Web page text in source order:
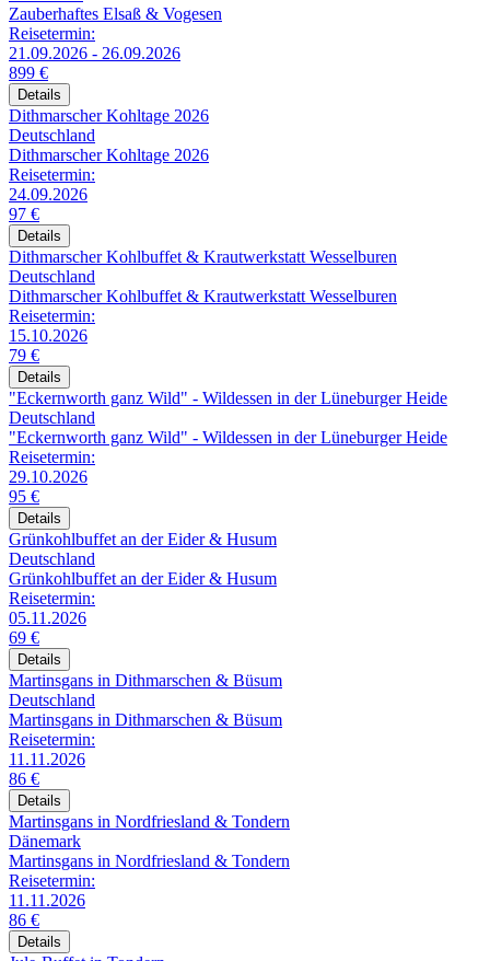
Zauberhaftes Elsaß & Vogesen
Reisetermin:
21.09.2026 - 26.09.2026
899 €
Details
Dithmarscher Kohltage 2026
Deutschland
Dithmarscher Kohltage 2026
Reisetermin:
24.09.2026
97 €
Details
Dithmarscher Kohlbuffet & Krautwerkstatt Wesselburen
Deutschland
Dithmarscher Kohlbuffet & Krautwerkstatt Wesselburen
Reisetermin:
15.10.2026
79 €
Details
"Eckernworth ganz Wild" - Wildessen in der Lüneburger Heide
Deutschland
"Eckernworth ganz Wild" - Wildessen in der Lüneburger Heide
Reisetermin:
29.10.2026
95 €
Details
Grünkohlbuffet an der Eider & Husum
Deutschland
Grünkohlbuffet an der Eider & Husum
Reisetermin:
05.11.2026
69 €
Details
Martinsgans in Dithmarschen & Büsum
Deutschland
Martinsgans in Dithmarschen & Büsum
Reisetermin:
11.11.2026
86 €
Details
Martinsgans in Nordfriesland & Tondern
Dänemark
Martinsgans in Nordfriesland & Tondern
Reisetermin:
11.11.2026
86 €
Details